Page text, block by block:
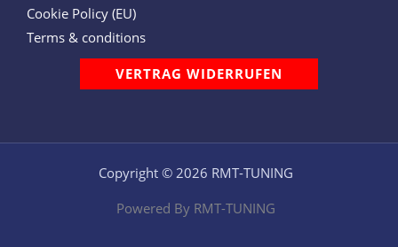
Cookie Policy (EU)
Terms & conditions
VERTRAG WIDERRUFEN
Copyright © 2026 RMT-TUNING
Powered By RMT-TUNING